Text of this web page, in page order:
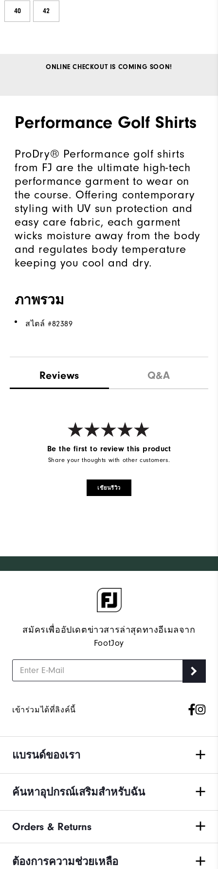
40 42
ONLINE CHECKOUT IS COMING SOON!
Performance Golf Shirts
ProDry® Performance golf shirts
from FJ are the ultimate high-tech
performance garment to wear on
the course. Offering contemporary
styling with UV sun protection and
easy care fabric, each garment
wicks moisture away from the body
and regulates body temperature
keeping you cool and dry.
ภาพรวม
สไตล์ #82389
Reviews Q&A
Be the first to review this product
Share your thoughts with other customers.
เขียนรีวิว
สมัครเพื่ออัปเดตข่าวสารล่าสุดทางอีเมลจาก
FootJoy
เข้าร่วมได้ที่ลิงค์นี้
แบรนด์ของเรา
ค้นหาอุปกรณ์เสริมสำหรับฉัน
Orders & Returns
ต้องการความช่วยเหลือ